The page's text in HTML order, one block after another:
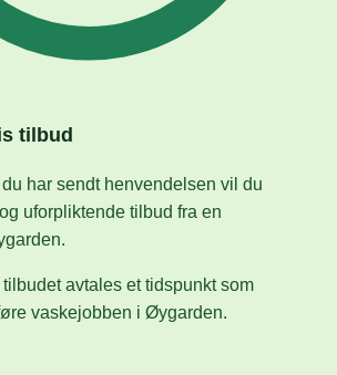
tilbud
du har sendt henvendelsen vil du
uforpliktende tilbud fra en
avtales et tidspunkt som
vaskejobben i Øygarden.